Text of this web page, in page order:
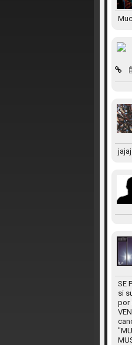
SE
si
por